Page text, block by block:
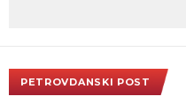
PETROVDANSKI POST